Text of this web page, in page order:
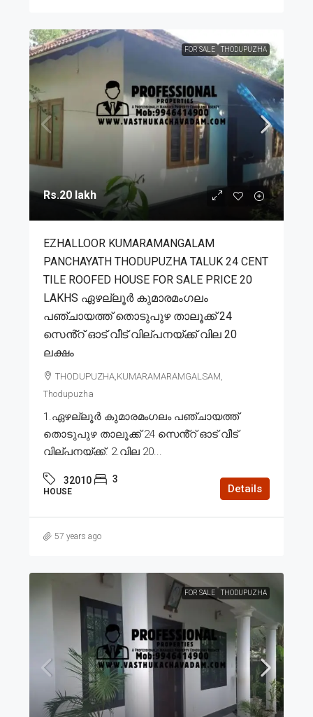
FOR SALE THODUPUZHA
Rs.20 lakh
EZHALLOOR KUMARAMANGALAM
PANCHAYATH THODUPUZHA TALUK 24 CENT
TILE ROOFED HOUSE FOR SALE PRICE 20
LAKHS ഏഴല്ലൂർ കുമാരമംഗലം
പഞ്ചായത്ത് തൊടുപുഴ താലൂക്ക് 24
സെൻ്റ് ഓട് വീട് വില്പനയ്ക്ക് വില 20
ലക്ഷം
THODUPUZHA,KUMARAMARAMGALSAM,
Thodupuzha
1.ഏഴല്ലൂർ കുമാരമംഗലം പഞ്ചായത്ത്
തൊടുപുഴ താലൂക്ക് 24 സെൻ്റ് ഓട് വീട്
വില്പനയ്ക്ക്. 2.വില 20...
32010 3
HOUSE Details
57 years ago
FOR SALE THODUPUZHA